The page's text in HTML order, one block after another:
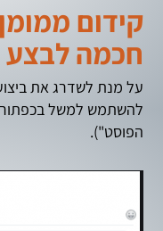
קידום
חכמה לבצע
על מנת לשדרג את
הפוסט").